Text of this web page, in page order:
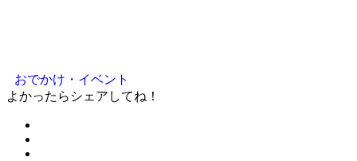
おでかけ・イベント
よかったらシェアしてね！